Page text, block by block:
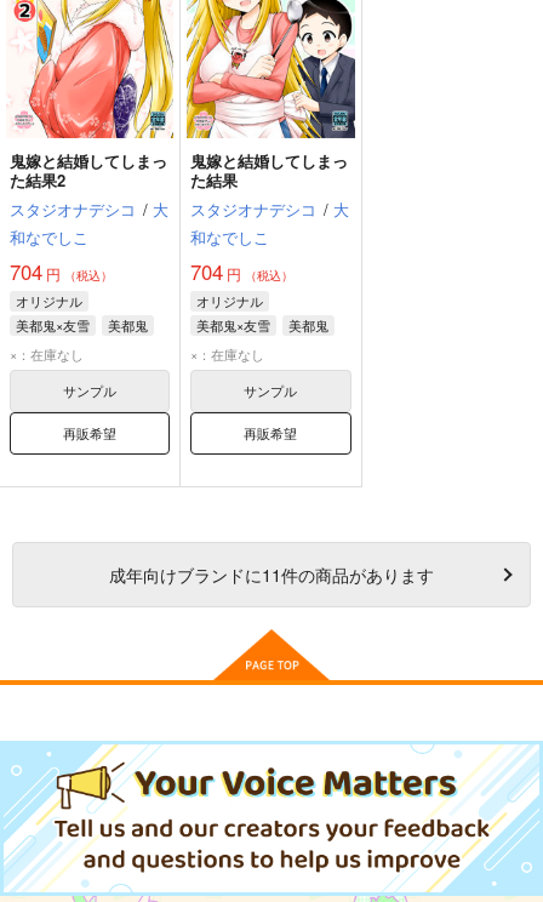
鬼嫁と結婚してしまっ
た結果2
スタジオナデシコ / 大
和なでしこ
704 円 （税込）
オリジナル
美都鬼×友雪
美都鬼
友雪
×：在庫なし
サンプル
再販希望
鬼嫁と結婚してしまっ
た結果
スタジオナデシコ / 大
和なでしこ
704 円 （税込）
オリジナル
美都鬼×友雪
美都鬼
友雪
×：在庫なし
サンプル
再販希望
成年向けブランドに11件の商品があります